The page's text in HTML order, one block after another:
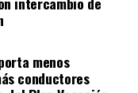
tributaria
de recursos que
en
y
menos
conductores